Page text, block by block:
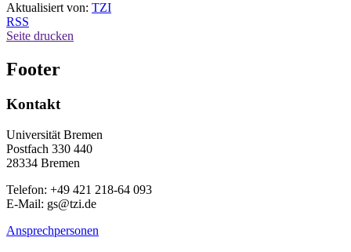
Aktualisiert von: TZI
RSS
Seite drucken
Footer
Kontakt
Universität Bremen
Postfach 330 440
28334 Bremen
Telefon: +49 421 218-64 093
E-Mail: gs@tzi.de
Ansprechpersonen